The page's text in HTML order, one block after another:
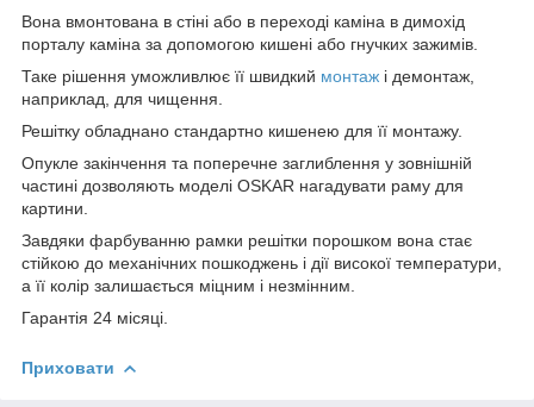
Вона вмонтована в стіні або в переході каміна в димохід
порталу каміна за допомогою кишені або гнучких зажимів.
Таке рішення уможливлює її швидкий монтаж і демонтаж,
наприклад, для чищення.
Решітку обладнано стандартно кишенею для її монтажу.
Опукле закінчення та поперечне заглиблення у зовнішній
частині дозволяють моделі OSKAR нагадувати раму для
картини.
Завдяки фарбуванню рамки решітки порошком вона стає
стійкою до механічних пошкоджень і дії високої температури,
а її колір залишається міцним і незмінним.
Гарантія 24 місяці.
Приховати